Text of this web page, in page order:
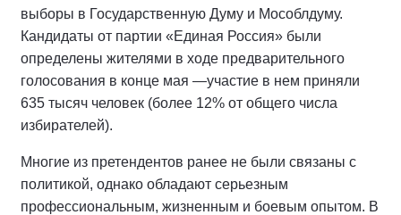
выборы в Государственную Думу и Мособлдуму.
Кандидаты от партии «Единая Россия» были
определены жителями в ходе предварительного
голосования в конце мая —участие в нем приняли
635 тысяч человек (более 12% от общего числа
избирателей).
Многие из претендентов ранее не были связаны с
политикой, однако обладают серьезным
профессиональным, жизненным и боевым опытом. В